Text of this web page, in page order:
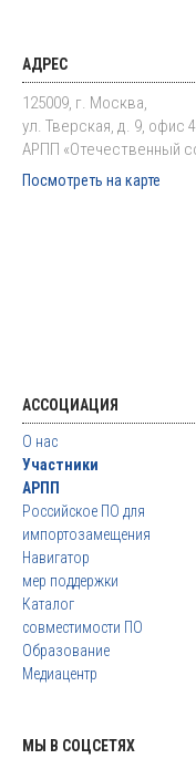
АДРЕС
125009, г. Москва,
ул. Тверская, д. 9, офис
АРПП «Отечественный
Посмотреть на карте
АССОЦИАЦИЯ
О нас
Участники
АРПП
Российское ПО для
импортозамещения
Навигатор
мер поддержки
Каталог
совместимости ПО
Образование
Медиацентр
МЫ В СОЦСЕТЯХ